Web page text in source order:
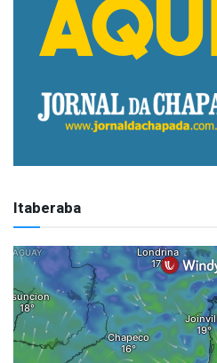
Itaberaba